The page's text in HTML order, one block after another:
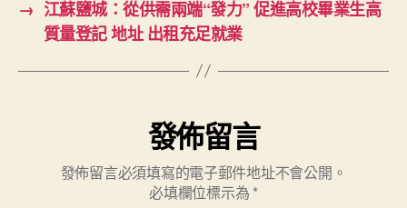
→ 江蘇鹽城：從供需兩端“發力” 促進高校畢業生高
質量登記 地址 出租充足就業
發佈留言
發佈留言必須填寫的電子郵件地址不會公開。
必填欄位標示為 *